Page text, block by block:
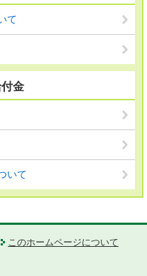
て
金
いて
このホームページについて